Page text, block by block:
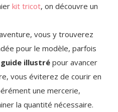
kit tricot, on découvre un
vous y trouverez
pour le modèle, parfois
guide illustrépour avancer
vous éviterez de courir en
une mercerie,
la quantité nécessaire.